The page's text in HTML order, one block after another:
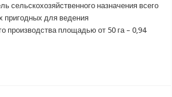
сельскохозяйственного назначения всего
пригодных для ведения
производства площадью от 50 га – 0,94